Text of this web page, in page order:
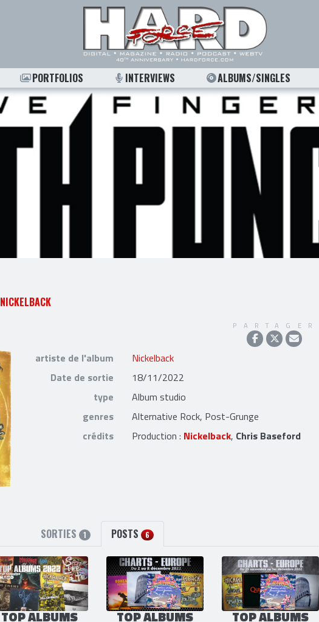
PORTFOLIOS INTERVIEWS ALBUMS/SINGLES
NICKELBACK
PARTAGER
artiste de l'album
Nickelback
Date de sortie
18/11/2022
type
Album studio
genres
Alternative Rock, Post-Grunge
crédits
Production : Nickelback, Chris Baseford
SORTIES 1 POSTS 6
TOP ALBUMS TOP ALBUMS TOP ALBUMS